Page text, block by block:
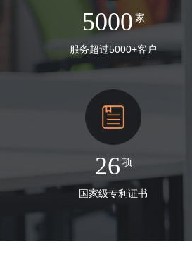
5000 家
服务超过5000+客户
26 项
国家级专利证书